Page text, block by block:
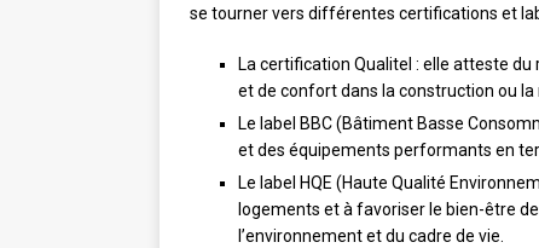
se tourner vers différentes certifications et
La certification Qualitel : elle atteste
et de confort dans la construction ou la
Le label BBC (Bâtiment Basse
et des équipements performants en
Le label HQE (Haute Qualité
logements et à favoriser le bien-être
l’environnement et du cadre de vie.